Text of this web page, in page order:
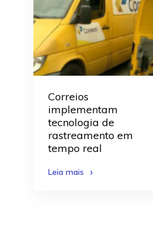
Correios
implementam
tecnologia de
rastreamento em
tempo real
Leia mais